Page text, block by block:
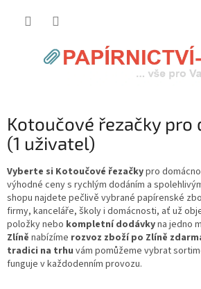
Kotoučové řezačky pro
(1 uživatel)
Vyberte si Kotoučové řezačkypro
výhodné ceny s rychlým dodáním a
shopu najdete pečlivě vybrané papírenské
firmy, kanceláře, školy i domácnosti, ať už
položky nebo kompletní dodávkyna jedno
Zlíně nabízíme rozvoz zboží po Zlíně
tradici na trhu vám pomůžeme vybrat
funguje v každodenním provozu.